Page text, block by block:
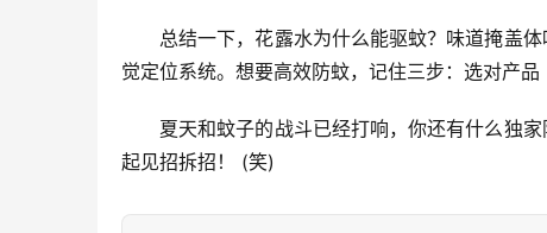
总结一下， 花露水为什么能驱蚊？味道掩盖体
觉定位系统。想要高效防蚊，记住三步： 选对产品
夏天和蚊子的战斗已经打响，你还有什么独
起见招拆招！
(笑)